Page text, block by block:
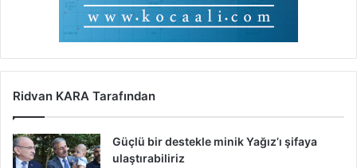
Ridvan KARA Tarafından
Güçlü bir destekle minik Yağız’ı şifaya
ulaştırabiliriz